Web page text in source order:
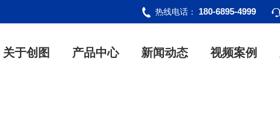
热线电话： 180-6895-4999
关于创图 产品中心 新闻动态 视频案例